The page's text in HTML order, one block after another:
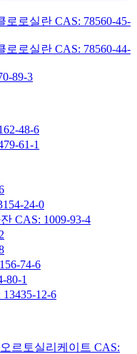
로실란 CAS: 78560-45-
로실란 CAS: 78560-44-
89-3
48-6
61-1
24-0
CAS: 1009-93-4
74-6
80-1
12-6
르토실리케이트 CAS: